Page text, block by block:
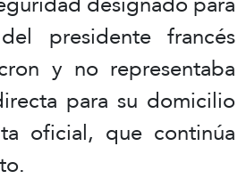
presidente francés
y no representaba
para su domicilio
oficial, que continúa